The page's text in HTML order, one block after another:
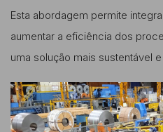
Esta abordagem permite
aumentar a eficiência dos
uma solução mais sustentável